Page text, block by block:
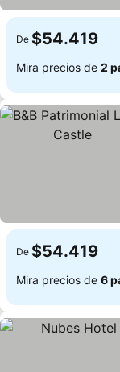
De $54.419
Mira precios de 2
De $54.419
Mira precios de 6